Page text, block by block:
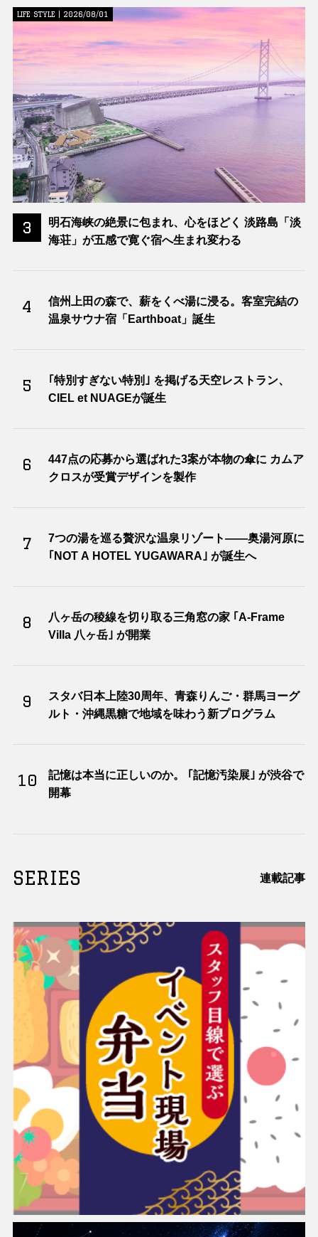
3
LIFE STYLE | 2026/08/01
明石海峡の絶景に包まれ、心をほどく 淡路島「淡
海荘」が五感で寛ぐ宿へ生まれ変わる
4
信州上田の森で、薪をくべ湯に浸る。客室完結の
温泉サウナ宿「Earthboat」誕生
5
｢特別すぎない特別｣ を掲げる天空レストラン、
CIEL et NUAGEが誕生
6
447点の応募から選ばれた3案が本物の傘に カムア
クロスが受賞デザインを製作
7
7つの湯を巡る贅沢な温泉リゾート――奥湯河原に
｢NOT A HOTEL YUGAWARA｣ が誕生へ
8
八ヶ岳の稜線を切り取る三角窓の家 ｢A-Frame
Villa 八ヶ岳｣ が開業
9
スタバ日本上陸30周年、青森りんご・群馬ヨーグ
ルト・沖縄黒糖で地域を味わう新プログラム
10
記憶は本当に正しいのか。 ｢記憶汚染展｣ が渋谷で
開幕
SERIES 連載記事